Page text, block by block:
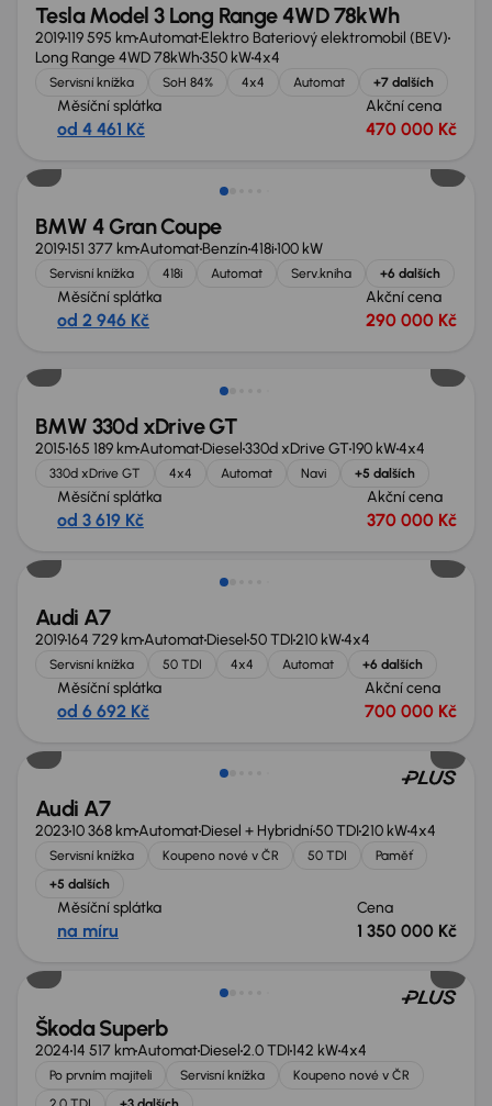
Tesla Model 3 Long Range 4WD 78kWh
2019119 595 kmAutomatElektro Bateriový elektromobil (BEV)
Long Range 4WD 78kWh350 kW4x4
Servisní knížka SoH 84% 4x4 Automat +7 dalších
Měsíční splátka
od 4 461 Kč
Akční cena
470 000 Kč
Zlevněno o 50 000 Kč
BMW 4 Gran Coupe
2019151 377 kmAutomatBenzín418i100 kW
Servisní knížka 418i Automat Serv.kniha +6 dalších
Měsíční splátka
od 2 946 Kč
Akční cena
290 000 Kč
BMW 330d xDrive GT
2015165 189 kmAutomatDiesel330d xDrive GT190 kW4x4
330d xDrive GT 4x4 Automat Navi +5 dalších
Měsíční splátka
od 3 619 Kč
Akční cena
370 000 Kč
Zlevněno o 20 000 Kč
Audi A7
2019164 729 kmAutomatDiesel50 TDI210 kW4x4
Servisní knížka 50 TDI 4x4 Automat +6 dalších
Měsíční splátka
od 6 692 Kč
Akční cena
700 000 Kč
Zlevněno o 150 000 Kč
Audi A7
202310 368 kmAutomatDiesel + Hybridní50 TDI210 kW4x4
Servisní knížka Koupeno nové v ČR 50 TDI
Paměť
+5 dalších
Měsíční splátka
na míru
Cena
1 350 000 Kč
Zlevněno o 100 000 Kč
Škoda Superb
202414 517 kmAutomatDiesel2.0 TDI142 kW4x4
Po prvním majiteli Servisní knížka
Koupeno nové v ČR